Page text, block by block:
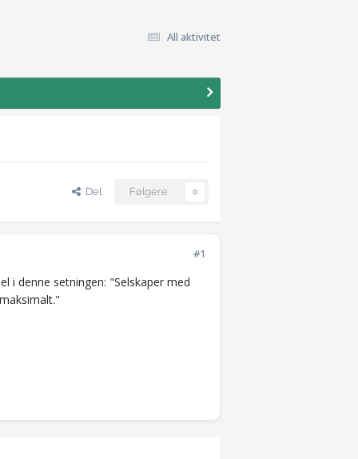
All aktivitet
Del Følgere 0
#1
i denne setningen: "Selskaper med